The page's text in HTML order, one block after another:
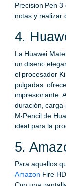
Precision Pen
notas y realizar
4.
La Huawei
un diseño
el procesador
pulgadas,
impresionante.
duración, carga
M-Pencil de
ideal para la
5.
Para aquellos
Amazon Fire